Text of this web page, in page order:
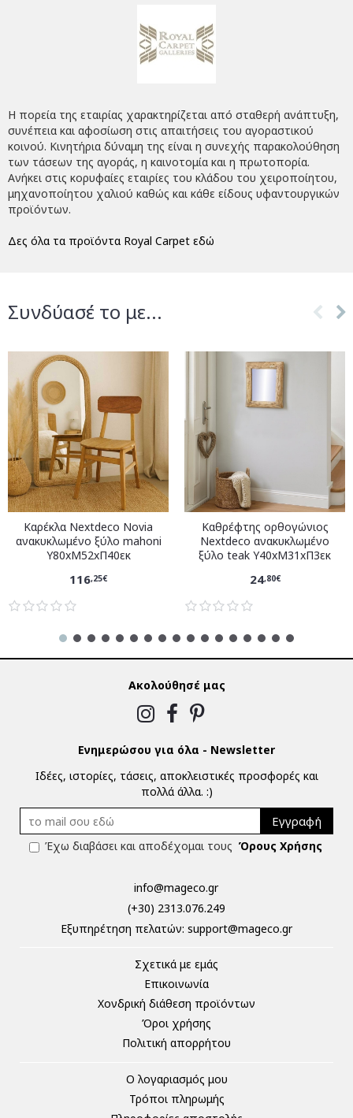
Η πορεία της εταιρίας χαρακτηρίζεται από σταθερή ανάπτυξη,
συνέπεια και αφοσίωση στις απαιτήσεις του αγοραστικού
κοινού. Κινητήρια δύναμη της είναι η συνεχής παρακολούθηση
των τάσεων της αγοράς, η καινοτομία και η πρωτοπορία.
Ανήκει στις κορυφαίες εταιρίες του κλάδου του χειροποίητου,
μηχανοποίητου χαλιού καθώς και κάθε είδους υφαντουργικών
προϊόντων.
Δες όλα τα προϊόντα Royal Carpet εδώ
Συνδύασέ το με...
Καρέκλα Nextdeco Novia
ανακυκλωμένο ξύλο mahoni
Υ80xM52xΠ40εκ
116,25€
Καθρέφτης ορθογώνιος
Nextdeco ανακυκλωμένο
ξύλο teak Υ40xM31xΠ3εκ
24,80€
Ακολούθησέ μας
Ενημερώσου για όλα - Newsletter
Ιδέες, ιστορίες, τάσεις, αποκλειστικές προσφορές και
πολλά άλλα. :)
Εγγραφή
Έχω διαβάσει και αποδέχομαι τους Όρους Χρήσης
info@mageco.gr
(+30) 2313.076.249
Eξυπηρέτηση πελατών: support@mageco.gr
Σχετικά με εμάς
Επικοινωνία
Χονδρική διάθεση προϊόντων
Όροι χρήσης
Πολιτική απορρήτου
Ο λογαριασμός μου
Τρόποι πληρωμής